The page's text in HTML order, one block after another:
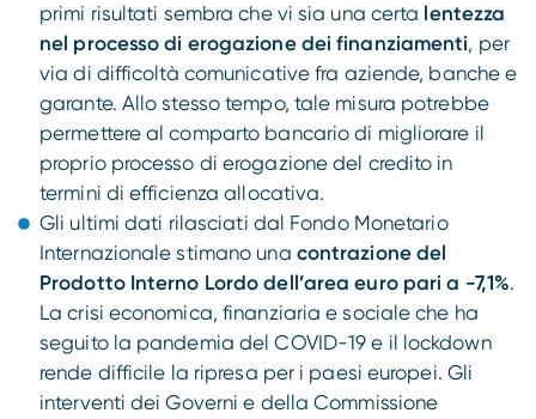
primi risultati sembra che vi sia una certa lentezza
nel processo di erogazione dei finanziamenti, per
via di difficoltà comunicative fra aziende, banche e
garante. Allo stesso tempo, tale misura potrebbe
permettere al comparto bancario di migliorare il
proprio processo di erogazione del credito in
termini di efficienza allocativa.
Gli ultimi dati rilasciati dal Fondo Monetario
Internazionale stimano una contrazione del
Prodotto Interno Lordo dell’area euro pari a -7,1%.
La crisi economica, finanziaria e sociale che ha
seguito la pandemia del COVID-19 e il lockdown
rende difficile la ripresa per i paesi europei. Gli
interventi dei Governi e della Commissione